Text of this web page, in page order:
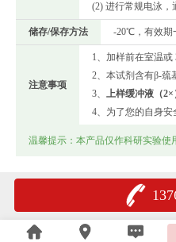
(2) 进行常规电泳，
储存/保存方法 -20℃，有效期
注意事项
1、加样前在室温
2、本试剂含有β-巯
3、 上样缓冲液（2×
4、为了您的自身
温馨提示：本产品仅作科研实验使